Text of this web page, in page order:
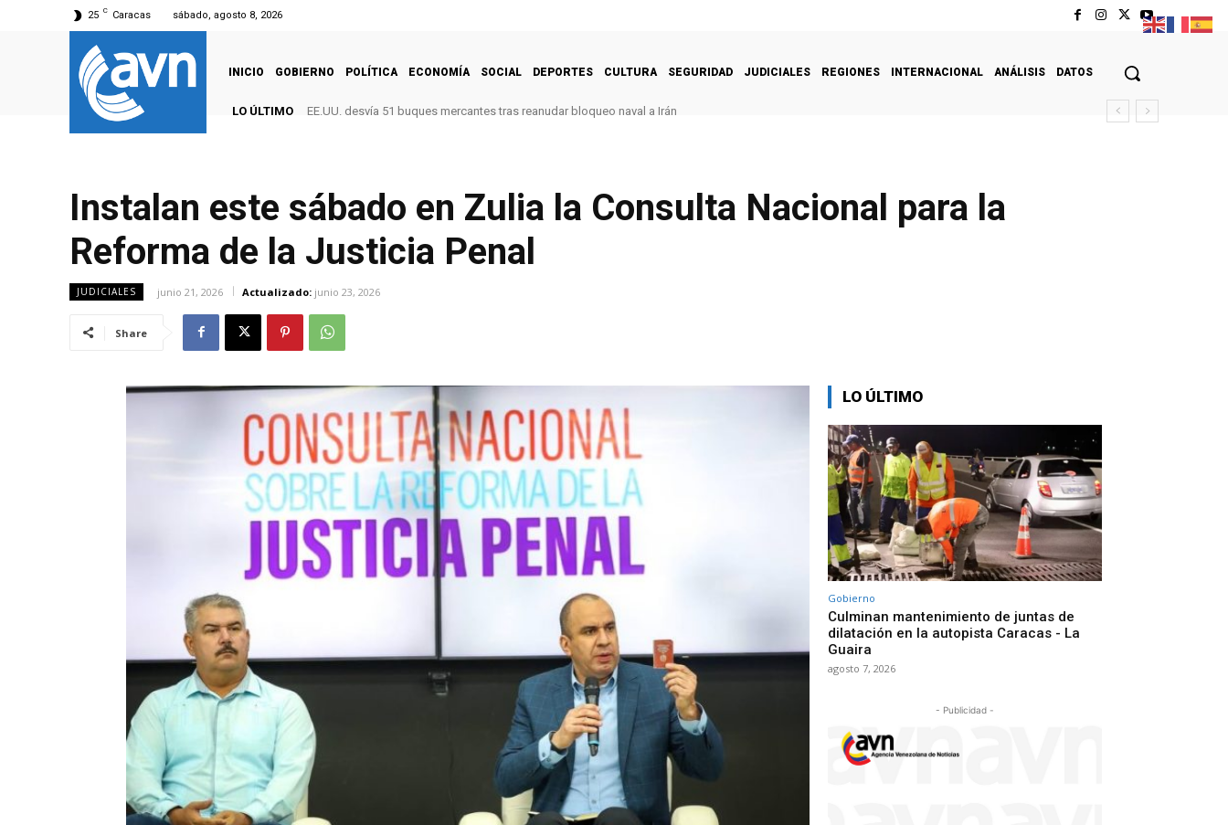
25 C Caracas sábado, agosto 8, 2026
INICIO GOBIERNO POLÍTICA ECONOMÍA SOCIAL DEPORTES CULTURA SEGURIDAD JUDICIALES REGIONES INTERNACIONAL ANÁLISIS DATOS
LO ÚLTIMO EE.UU. desvía 51 buques mercantes tras reanudar bloqueo naval a Irán
Instalan este sábado en Zulia la Consulta Nacional para la
Reforma de la Justicia Penal
JUDICIALES junio 21, 2026 Actualizado: junio 23, 2026
Share
LO ÚLTIMO
Gobierno
Culminan mantenimiento de juntas de
dilatación en la autopista Caracas - La
Guaira
agosto 7, 2026
- Publicidad -